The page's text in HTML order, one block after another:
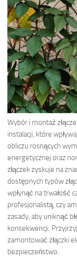
Wybór i montaż
instalacji, które
obliczu rosnących
energetycznej oraz
złączek zyskuje na
dostępnych typów
wpłynąć na trwałość
profesjonalistą, czy
zasady, aby uniknąć
konsekwencji.
zamontować złączki
bezpieczeństwo.